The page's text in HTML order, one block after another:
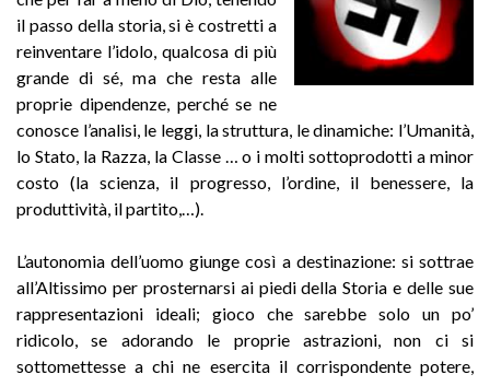
il passo della storia, si è costretti a
reinventare l’idolo, qualcosa di più
grande di sé, ma che resta alle
proprie dipendenze, perché se ne
conosce l’analisi, le leggi, la struttura, le dinamiche: l’Umanità,
lo Stato, la Razza, la Classe … o i molti sottoprodotti a minor
costo (la scienza, il progresso, l’ordine, il benessere, la
produttività, il partito,…).
L’autonomia dell’uomo giunge così a destinazione: si sottrae
all’Altissimo per prosternarsi ai piedi della Storia e delle sue
rappresentazioni ideali; gioco che sarebbe solo un po’
ridicolo, se adorando le proprie astrazioni, non ci si
sottomettesse a chi ne esercita il corrispondente potere,